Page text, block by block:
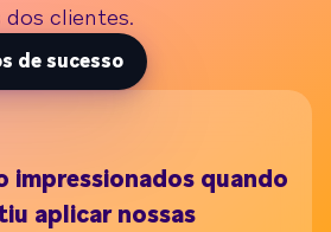
dos clientes.
de sucesso
impressionados quando
aplicar nossas